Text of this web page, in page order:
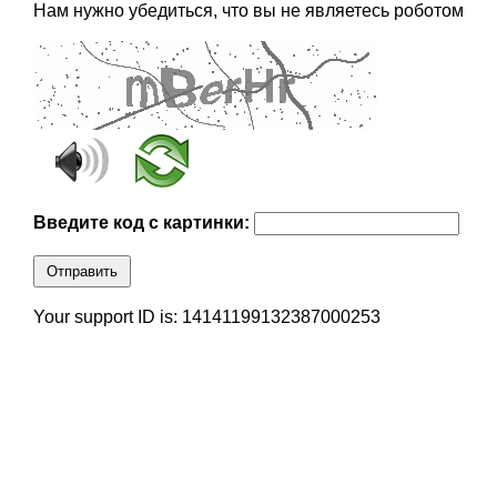
Нам нужно убедиться, что вы не являетесь роботом
Введите код с картинки:
Отправить
Your support ID is: 14141199132387000253